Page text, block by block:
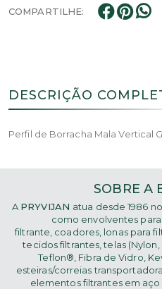
COMPARTILHE:
DESCRIÇÃO
Perfil de Borracha Mala Vertical
SOBRE A
A PRYVIJAN atua desde 1986
como envolventes
filtrante, coadores, lonas para
tecidos filtrantes, telas
Teflon®, Fibra de Vidro,
esteiras/correias
elementos filtrantes em